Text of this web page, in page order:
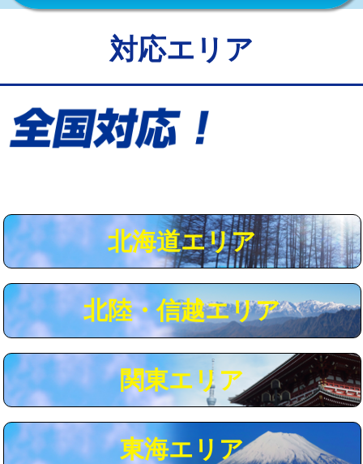
給水管工事※（保温材使用（バンド止
5,500円
給水管工事※（土の掘削・埋め戻し作
業)
用（追加）/3ｍ超え)
給水管工事※（ライニング鋼管・銅
44,000円
給水管工事※（ライニング鋼管・銅
管・ポリ管・HT管使用/3ｍ超え)
+8,800円
マス交換（土の掘削・埋め戻し作業） 11,000円~
マス交換（深さ50㎝未満） 55,000円
マス交換（深さ50㎝以上） 66,000円
コンクリート斫り（厚さ10㎝まで） 27,500円
対応エリア
北海道エリア
北陸・信越エリア
関東エリア
東海エリア